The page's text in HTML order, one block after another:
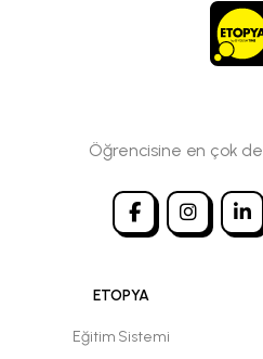
Öğrencisine en çok
ETOPYA
Eğitim Sistemi